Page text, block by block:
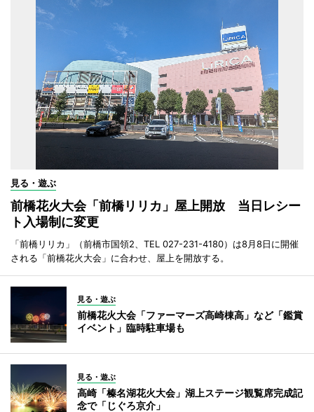
見る・遊ぶ
前橋花火大会「前橋リリカ」屋上開放 当日レシー
ト入場制に変更
「前橋リリカ」（前橋市国領2、TEL 027-231-4180）は8月8日に開催
される「前橋花火大会」に合わせ、屋上を開放する。
見る・遊ぶ
前橋花火大会「ファーマーズ高崎棟高」など「鑑賞
イベント」臨時駐車場も
見る・遊ぶ
高崎「榛名湖花火大会」湖上ステージ観覧席完成記
念で「じぐろ京介」